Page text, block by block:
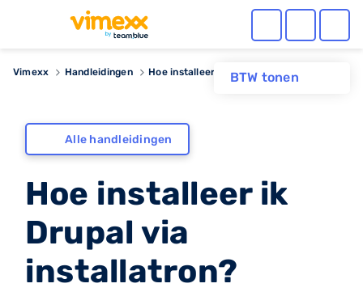
BTW tonen
Vimexx Handleidingen Hoe installeer ik Drupal via installatron?
Alle handleidingen
Hoe installeer ik
Drupal via
installatron?